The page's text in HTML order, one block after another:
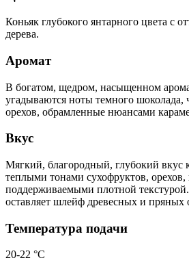
Коньяк глубокого янтарного цвета с
дерева.
Аромат
В богатом, щедром, насыщенном
угадываются ноты темного шоколада,
орехов, обрамленные нюансами
Вкус
Мягкий, благородный, глубокий вкус
теплыми тонами сухофруктов, орехов,
поддерживаемыми плотной
оставляет шлейф древесных и пряных
Температура подачи
20-22 °С